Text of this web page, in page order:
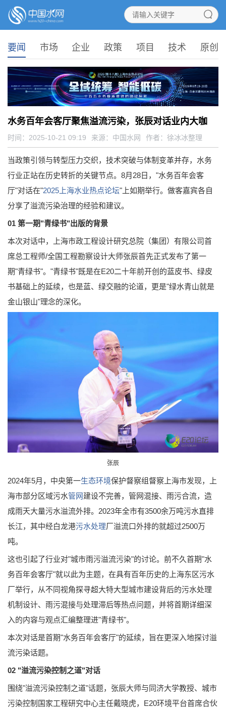
要闻 市场 企业 政策 项目 技术 原创
水务百年会客厅聚焦溢流污染，张辰对话业内大咖
时间：2025-10-21 09:19 来源： 中国水网 作者：徐冰冰整理
当政策引领与转型压力交织，技术突破与体制变革并存，水务
行业正站在历史转折的关键节点。8月28日，"水务百年会客
厅"对话在"2025上海水业热点论坛"上如期举行。做客嘉宾各自
分享了溢流污染治理的经验和建议。
01 第一期"青绿书"出版的背景
本次对话中，上海市政工程设计研究总院（集团）有限公司首
席总工程师/全国工程勘察设计大师张辰首先正式发布了第一
期"青绿书"。"青绿书"既是在E20二十年前开创的蓝皮书、绿皮
书基础上的延续，也是蓝、绿交融的论道，更是"绿水青山就是
金山银山"理念的深化。
张辰
2024年5月，中央第一生态环境保护督察组督察上海市发现，上
海市部分区域污水管网建设不完善，管网混接、雨污合流，造
成雨天大量污水溢流外排。2023年全市有3500余万吨污水直排
长江，其中经白龙港污水处理厂溢流口外排的就超过2500万
吨。
这也引起了行业对"城市雨污溢流污染"的讨论。前不久首期"水
务百年会客厅"就以此为主题，在具有百年历史的上海东区污水
厂举行，从不同视角探寻超大特大型城市建设背后的污水处理
机制设计、雨污混接与处理滞后等热点问题，并将首期详细深
入的内容与观点汇编整理进"青绿书"。
本次对话是首期"水务百年会客厅"的延续，旨在更深入地探讨溢
流污染话题。
02 "溢流污染控制之道"对话
围绕"溢流污染控制之道"话题，张辰大师与同济大学教授、城市
污染控制国家工程研究中心主任戴晓虎，E20环境平台首席合伙